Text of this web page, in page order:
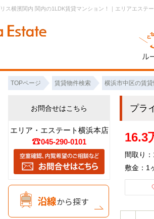
ス横濱関内 関内の1LDK賃貸マンション！｜エリアエステー
ル
TOPページ 賃貸物件検索 横浜市中区の賃
プラ
16.3
間取り
敷金：1
お問合せはこちら
エリア・エステート横浜本店
045-290-0101
沿線から探す